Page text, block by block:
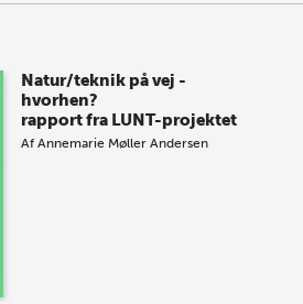
Natur/teknik på vej -
hvorhen?
rapport fra LUNT-projektet
AfAnnemarie Møller Andersen